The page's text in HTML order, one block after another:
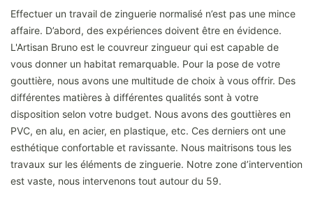
Effectuer un travail de zinguerie normalisé n’est pas une mince
affaire. D’abord, des expériences doivent être en évidence.
L'Artisan Bruno est le couvreur zingueur qui est capable de
vous donner un habitat remarquable. Pour la pose de votre
gouttière, nous avons une multitude de choix à vous offrir. Des
différentes matières à différentes qualités sont à votre
disposition selon votre budget. Nous avons des gouttières en
PVC, en alu, en acier, en plastique, etc. Ces derniers ont une
esthétique confortable et ravissante. Nous maitrisons tous les
travaux sur les éléments de zinguerie. Notre zone d’intervention
est vaste, nous intervenons tout autour du 59.